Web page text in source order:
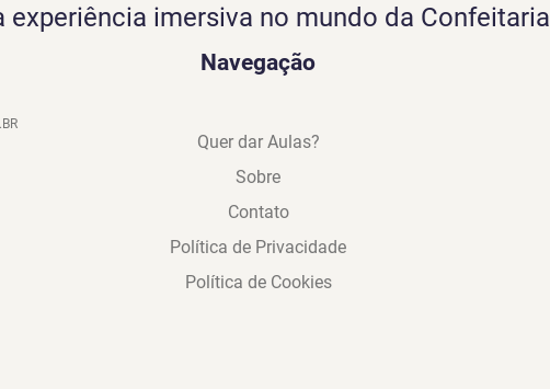
experiência imersiva no mundo da Confeitaria
Navegação
Quer dar Aulas?
Sobre
Contato
Política de Privacidade
Política de Cookies